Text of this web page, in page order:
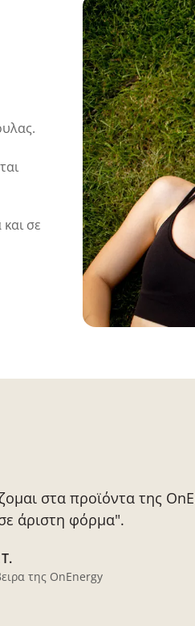
σε
στα προϊόντα της
άριστη φόρμα".
της OnEnergy